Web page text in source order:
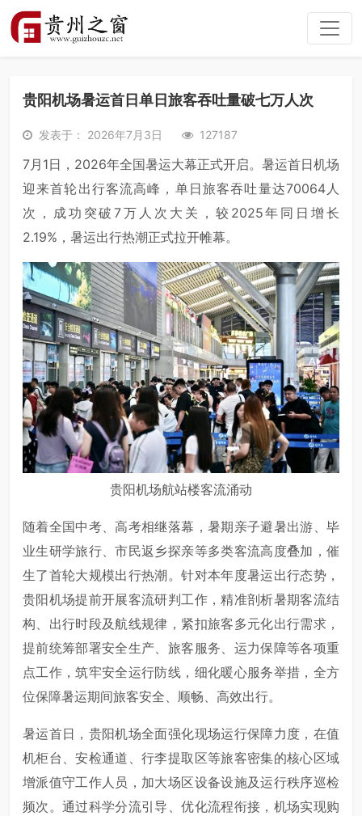
贵阳机场暑运首日单日旅客吞吐量破七万人次
发表于： 2026年7月3日 127187
7月 1日， 2026年全国暑运大幕正式开启。暑运首日机场
迎来首轮出行客流高峰，单日旅客吞吐量达70064人
次，成功突破7万人次大关，较 2025年同日增长
2.19%，暑运出行热潮正式拉开帷幕。
贵阳机场航站楼客流涌动
随着全国中考、高考相继落幕，暑期亲子避暑出游、毕
业生研学旅行、市民返乡探亲等多类客流高度叠加，催
生了首轮大规模出行热潮。针对本年度暑运出行态势，
贵阳机场提前开展客流研判工作，精准剖析暑期客流结
构、出行时段及航线规律，紧扣旅客多元化出行需求，
提前统筹部署安全生产、旅客服务、运力保障等各项重
点工作，筑牢安全运行防线，细化暖心服务举措，全方
位保障暑运期间旅客安全、顺畅、高效出行。
暑运首日，贵阳机场全面强化现场运行保障力度，在值
机柜台、安检通道、行李提取区等旅客密集的核心区域
增派值守工作人员，加大场区设备设施及运行秩序巡检
频次。通过科学分流引导、优化流程衔接，机场实现购